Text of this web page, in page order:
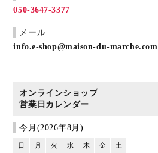
050-3647-3377
メール
info.e-shop@maison-du-marche.com
オンラインショップ
営業日カレンダー
今月(2026年8月)
日 月 火 水 木 金 土